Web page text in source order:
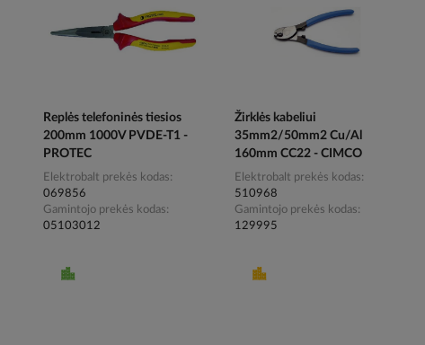
Replės telefoninės tiesios
200mm 1000V PVDE-T1 -
PROTEC
Elektrobalt prekės kodas
069856
Gamintojo prekės kodas
05103012
Žirklės kabeliui
35mm2/50mm2 Cu/Al
160mm CC22 - CIMCO
Elektrobalt prekės kodas
510968
Gamintojo prekės kodas
129995